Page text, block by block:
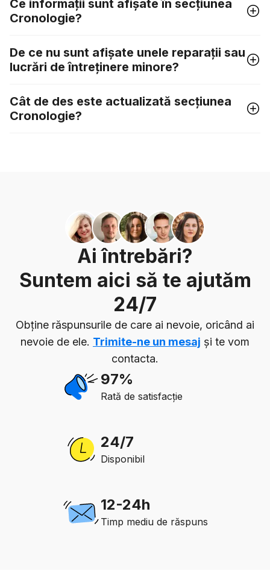
Ce informații sunt afișate în secțiunea
Cronologie?
De ce nu sunt afișate unele reparații sau
lucrări de întreținere minore?
Cât de des este actualizată secțiunea
Cronologie?
Ai întrebări?
Suntem aici să te ajutăm
24/7
Obține răspunsurile de care ai nevoie, oricând ai
nevoie de ele. Trimite-ne un mesaj și te vom
contacta.
97%
Rată de satisfacție
24/7
Disponibil
12-24h
Timp mediu de răspuns